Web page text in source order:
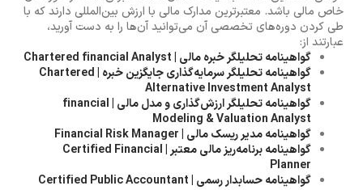
خاص مالی باشد. معتبرترین مدارک مالی با ارزش بین‌المللی دارند که با
طی کردن دوره‌های تخصصی آن می‌توانید آن‌ها را به دست آورید،
عبارتند از:
گواهینامه تحلیلگر خبره مالی | Chartered financial Analyst
گواهینامه تحلیلگر سرمایه‌گذاری جایگزین خبره | Chartered
Alternative Investment Analyst
گواهینامه تحلیلگر ارزش‌گذاری و مدل مالی | financial
Modeling & Valuation Analyst
گواهینامه مدیر ریسک مالی | Financial Risk Manager
گواهینامه برنامه‌ریز مالی معتبر | Certified Financial
Planner
گواهینامه حسابدار رسمی | Certified Public Accountant